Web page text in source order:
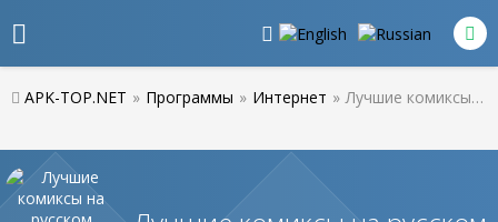
APK-TOP.NET » Программы » Интернет » Лучшие комиксы на русском